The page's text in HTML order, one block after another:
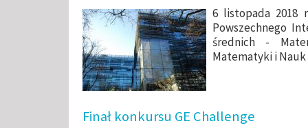
6 listopada 2018
Powszechnego
średnich -
Matematyki i
Finał konkursu GE Challenge